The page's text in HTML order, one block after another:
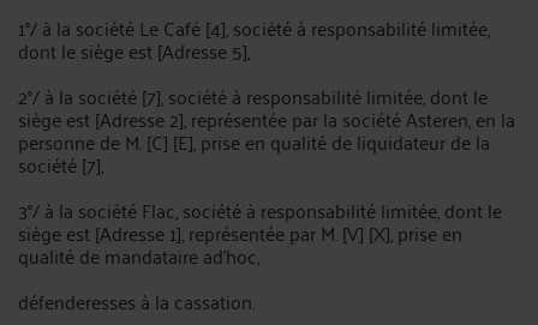
1°/ à la société Le Café [4], société à responsabilité limitée,
dont le siège est [Adresse 5],
2°/ à la société [7], société à responsabilité limitée, dont le
siège est [Adresse 2], représentée par la société Asteren, en la
personne de M. [C] [E], prise en qualité de liquidateur de la
société [7],
3°/ à la société Flac, société à responsabilité limitée, dont le
siège est [Adresse 1], représentée par M. [V] [X], prise en
qualité de mandataire ad'hoc,
défenderesses à la cassation.